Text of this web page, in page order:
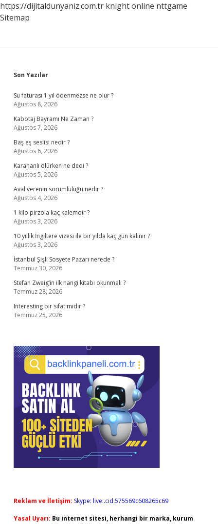
https://dijitaldunyaniz.com.tr knight online nttgame
Sitemap
Sidebar
Son Yazılar
Su faturası 1 yıl ödenmezse ne olur ?
Ağustos 8, 2026
Kabotaj Bayramı Ne Zaman ?
Ağustos 7, 2026
Baş eş seslisi nedir ?
Ağustos 6, 2026
Karahanlı ölürken ne dedi ?
Ağustos 5, 2026
Aval verenin sorumluluğu nedir ?
Ağustos 4, 2026
1 kilo pirzola kaç kalemdir ?
Ağustos 3, 2026
10 yıllık İngiltere vizesi ile bir yılda kaç gün kalınır ?
Ağustos 3, 2026
İstanbul Şişli Sosyete Pazarı nerede ?
Temmuz 30, 2026
Stefan Zweig’in ilk hangi kitabı okunmalı ?
Temmuz 28, 2026
Interesting bir sıfat mıdır ?
Temmuz 25, 2026
Reklam ve İletişim: Skype: live:.cid.575569c608265c69
Yasal Uyarı: Bu internet sitesi, herhangi bir marka, kurum